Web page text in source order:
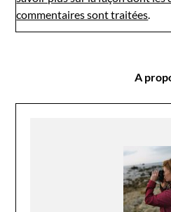
commentaires sont traitées.
A